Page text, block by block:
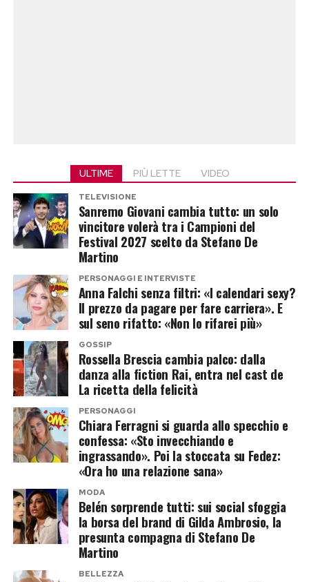
ULTIME PIÙ LETTE VIDEO
TELEVISIONE
Sanremo Giovani cambia tutto: un solo
vincitore volerà tra i Campioni del
Festival 2027 scelto da Stefano De
Martino
PERSONAGGI E INTERVISTE
Anna Falchi senza filtri: «I calendari sexy?
Il prezzo da pagare per fare carriera». E
sul seno rifatto: «Non lo rifarei più»
GOSSIP
Rossella Brescia cambia palco: dalla
danza alla fiction Rai, entra nel cast de
La ricetta della felicità
PERSONAGGI
Chiara Ferragni si guarda allo specchio e
confessa: «Sto invecchiando e
ingrassando». Poi la stoccata su Fedez:
«Ora ho una relazione sana»
MODA
Belén sorprende tutti: sui social sfoggia
la borsa del brand di Gilda Ambrosio, la
presunta compagna di Stefano De
Martino
BELLEZZA